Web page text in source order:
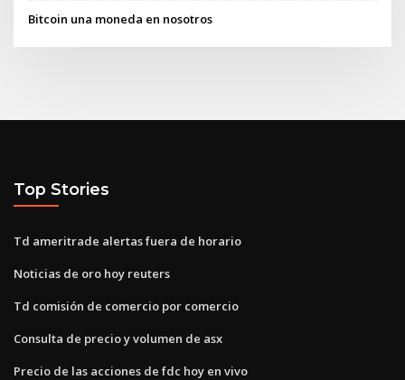
Bitcoin una moneda en nosotros
Top Stories
Td ameritrade alertas fuera de horario
Noticias de oro hoy reuters
Td comisión de comercio por comercio
Consulta de precio y volumen de asx
Precio de las acciones de fdc hoy en vivo